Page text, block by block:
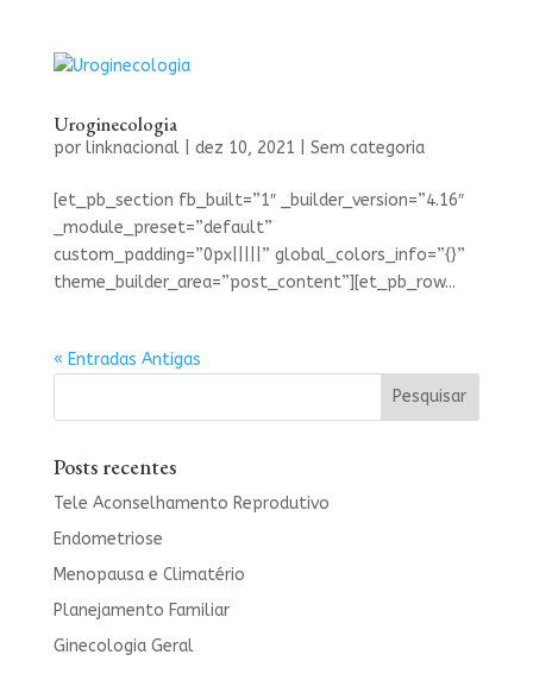
Uroginecologia
por linknacional| dez 10, 2021 Sem categoria
[et_pb_section fb_built=”1″ _builder_version=”4.16″
_module_preset=”default”
custom_padding=”0px|||||” global_colors_info=”{}”
theme_builder_area=”post_content”][et_pb_row...
« Entradas Antigas
Posts recentes
Tele Aconselhamento Reprodutivo
Endometriose
Menopausa e Climatério
Planejamento Familiar
Ginecologia Geral